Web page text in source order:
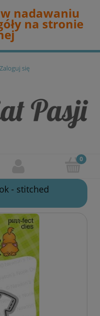
nadawaniu
na stronie
Zaloguj się
- stitched